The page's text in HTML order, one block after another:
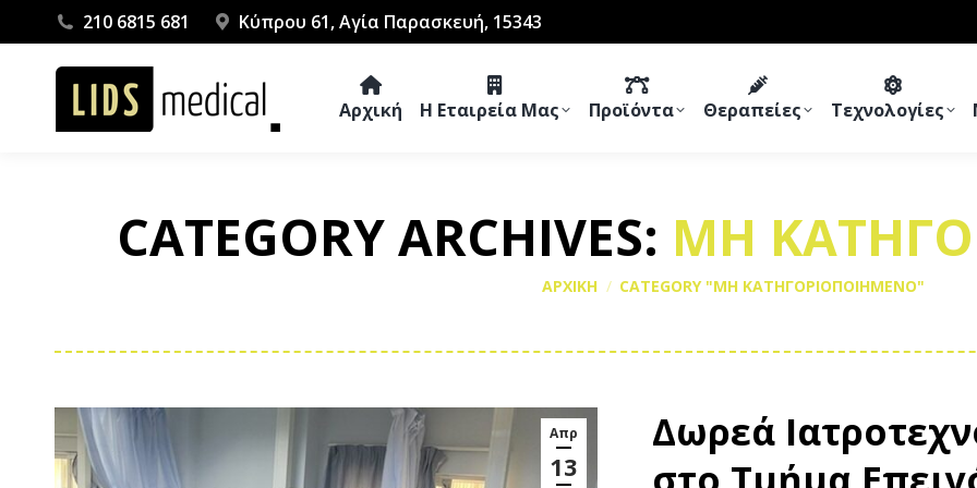
210 6815 681 Κύπρου 61, Αγία Παρασκευή, 15343
Αρχική Η Εταιρεία Μας Προϊόντα Θεραπείες Τεχνολογίες
CATEGORY ARCHIVES: ΜΗ
You are here:
ΑΡΧΙΚΗ CATEGORY "ΜΗ ΚΑΤΗΓΟΡΙΟΠΟΙΗΜΕΝΟ"
Απρ
13
Δωρεά